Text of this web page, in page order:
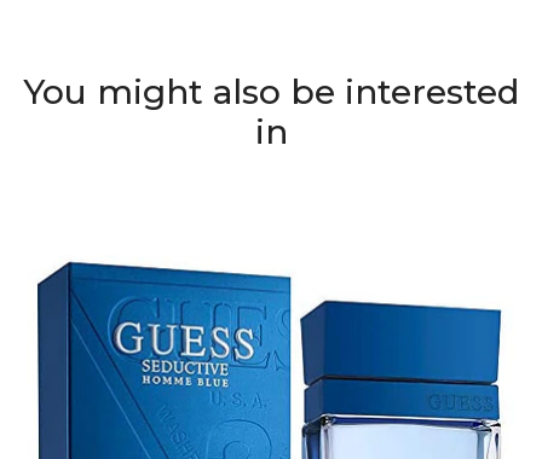
You might also be interested
in